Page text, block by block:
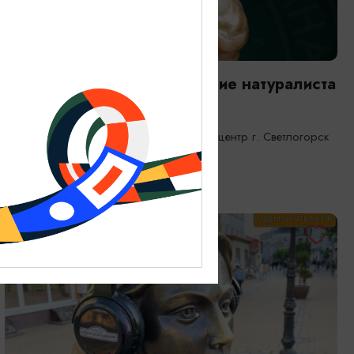
Янтарная каюта. Путешествие натуралиста
25.12.2025 - 31.12.2026
Светлогорск, Морской выставочный центр г. Светлогорск
ОТ 1200₽